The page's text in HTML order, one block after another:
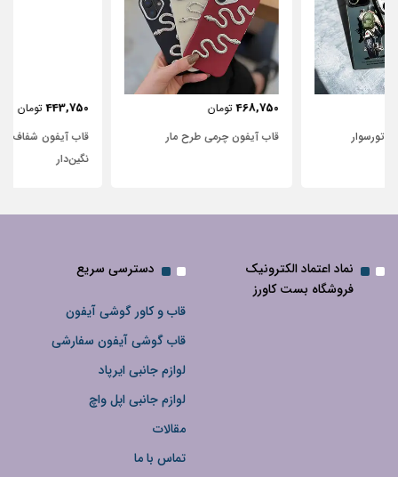
قاب آیفون چرمی طرح مار
قاب آیفون شفاف با پاپیون سفید و
نماد اعتماد الکترونیک
فروشگاه بست کاورز
دسترسی سریع
قاب و کاور گوشی آیفون
قاب گوشی آیفون سفارشی
لوازم جانبی ایرپاد
لوازم جانبی اپل واچ
مقالات
تماس با ما